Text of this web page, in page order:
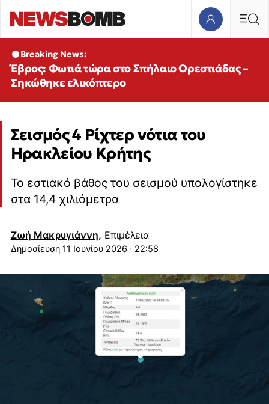
Breaking News:
Έβρος: Φωτιά τώρα στο Σπήλαιο Ορεστιάδας –
Σηκώθηκε ελικόπτερο
Σεισμός 4 Ρίχτερ νότια του
Ηρακλείου Κρήτης
Το εστιακό βάθος του σεισμού υπολογίστηκε
στα 14,4 χιλιόμετρα
Ζωή Μακρυγιάννη, Επιμέλεια
11 Ιουνίου 2026 · 22:58